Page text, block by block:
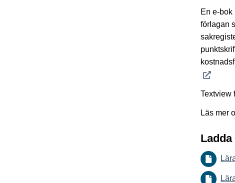
En e-bok
förlagan
Textview
Läs mer
Ladda